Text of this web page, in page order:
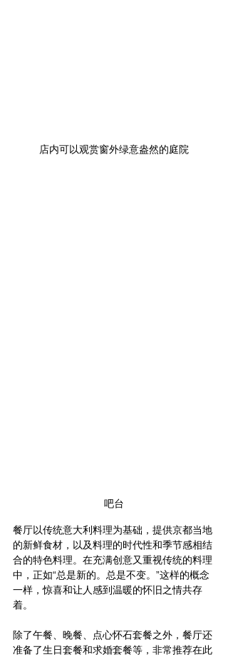
店内可以观赏窗外绿意盎然的庭院
吧台
餐厅以传统意大利料理为基础，提供京都当地
的新鲜食材，以及料理的时代性和季节感相结
合的特色料理。在充满创意又重视传统的料理
中，正如“总是新的。总是不变。”这样的概念
一样，惊喜和让人感到温暖的怀旧之情共存
着。
除了午餐、晚餐、点心怀石套餐之外，餐厅还
准备了生日套餐和求婚套餐等，非常推荐在此